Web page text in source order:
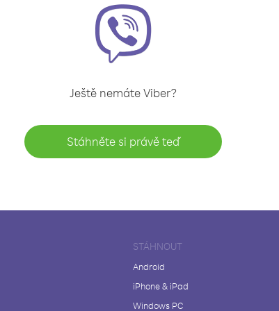
Ještě nemáte Viber?
Stáhněte si právě teď
STÁHNOUT
Android
iPhone & iPad
Windows PC